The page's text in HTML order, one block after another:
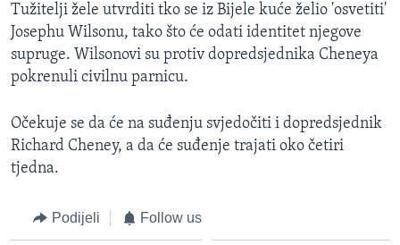
Tužitelji žele utvrditi tko se iz Bijele kuće želio 'osvetiti'
Josephu Wilsonu, tako što će odati identitet njegove
supruge. Wilsonovi su protiv dopredsjednika Cheneya
pokrenuli civilnu parnicu.
Očekuje se da će na suđenju svjedočiti i dopredsjednik
Richard Cheney, a da će suđenje trajati oko četiri
tjedna.
Podijeli Follow us